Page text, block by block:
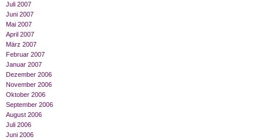
Juli 2007
Juni 2007
Mai 2007
April 2007
März 2007
Februar 2007
Januar 2007
Dezember 2006
November 2006
Oktober 2006
September 2006
August 2006
Juli 2006
Juni 2006